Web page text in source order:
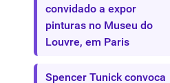
convidado a expor
pinturas no Museu do
Louvre, em Paris
Spencer Tunick convoca